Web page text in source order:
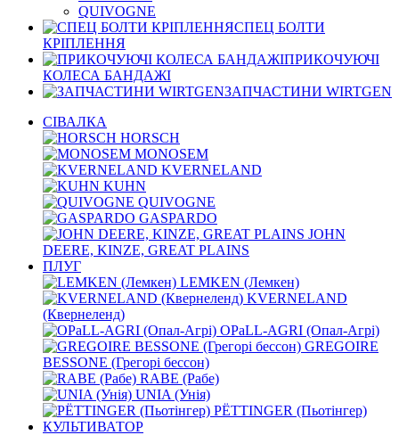
QUIVOGNE
СПЕЦ БОЛТИ
КРІПЛЕННЯ
ПРИКОЧУЮЧІ
КОЛЕСА БАНДАЖІ
ЗАПЧАСТИНИ WIRTGEN
СІВАЛКА
HORSCH
MONOSEM
KVERNELАND
KUHN
QUIVOGNE
GASPARDO
JOHN
DEERE, KINZE, GREAT PLAINS
ПЛУГ
LEMKEN (Лемкен)
KVERNELАND
(Квернеленд)
OPaLL-AGRI (Опал-Агрі)
GREGOIRE
BESSONE (Грегорі бессон)
RABE (Рабе)
UNIA (Унія)
PЁTTINGER (Пьотінгер)
КУЛЬТИВАТОР